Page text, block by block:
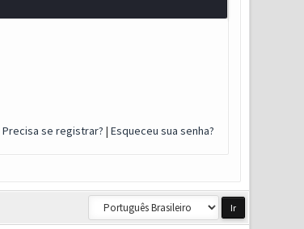
Precisa se registrar? | Esqueceu sua senha?